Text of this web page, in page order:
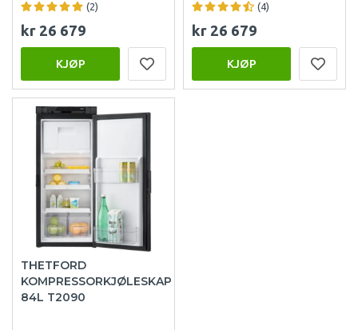
(2)
kr 26 679
KJØP
(4)
kr 26 679
KJØP
THETFORD
KOMPRESSORKJØLESKAP
84L T2090